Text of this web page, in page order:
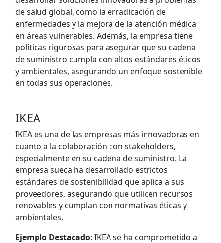
de salud global, como la erradicación de
enfermedades y la mejora de la atención médica
en áreas vulnerables. Además, la empresa tiene
políticas rigurosas para asegurar que su cadena
de suministro cumpla con altos estándares éticos
y ambientales, asegurando un enfoque sostenible
en todas sus operaciones.
IKEA
IKEA es una de las empresas más innovadoras en
cuanto a la colaboración con stakeholders,
especialmente en su cadena de suministro. La
empresa sueca ha desarrollado estrictos
estándares de sostenibilidad que aplica a sus
proveedores, asegurando que utilicen recursos
renovables y cumplan con normativas éticas y
ambientales.
Ejemplo Destacado: IKEA se ha comprometido a